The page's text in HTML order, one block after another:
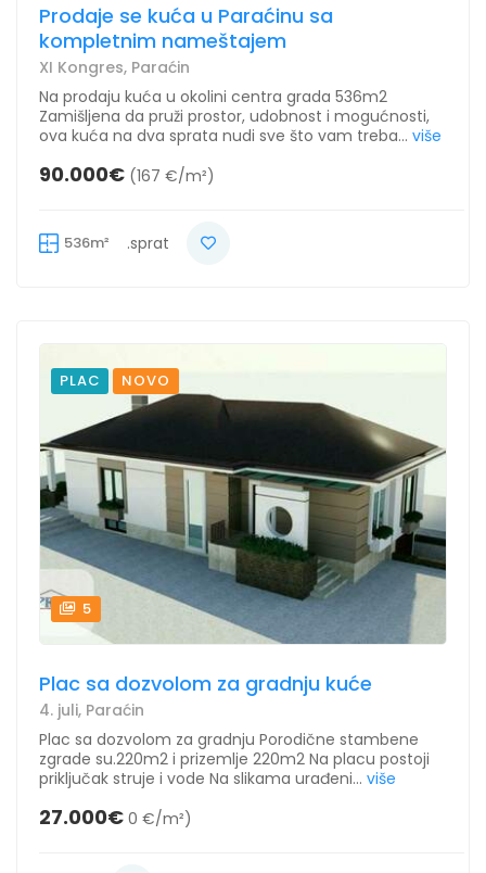
Prodaje se kuća u Paraćinu sa
kompletnim nameštajem
XI Kongres, Paraćin
Na prodaju kuća u okolini centra grada 536m2
Zamišljena da pruži prostor, udobnost i mogućnosti,
ova kuća na dva sprata nudi sve što vam treba... više
90.000€ (167 €/m²)
536m² .sprat
PLAC NOVO
5
Plac sa dozvolom za gradnju kuće
4. juli, Paraćin
Plac sa dozvolom za gradnju Porodične stambene
zgrade su.220m2 i prizemlje 220m2 Na placu postoji
priključak struje i vode Na slikama urađeni... više
27.000€ 0 €/m²)